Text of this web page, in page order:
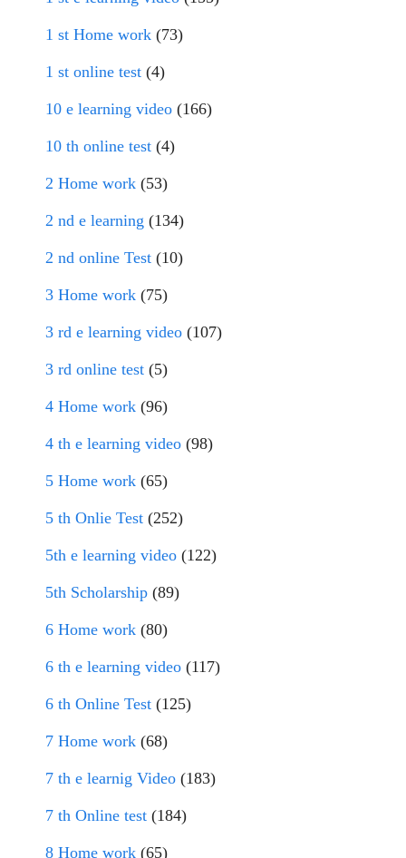
1 st Home work (73)
1 st online test (4)
10 e learning video (166)
10 th online test (4)
2 Home work (53)
2 nd e learning (134)
2 nd online Test (10)
3 Home work (75)
3 rd e learning video (107)
3 rd online test (5)
4 Home work (96)
4 th e learning video (98)
5 Home work (65)
5 th Onlie Test (252)
5th e learning video (122)
5th Scholarship (89)
6 Home work (80)
6 th e learning video (117)
6 th Online Test (125)
7 Home work (68)
7 th e learnig Video (183)
7 th Online test (184)
8 Home work (65)